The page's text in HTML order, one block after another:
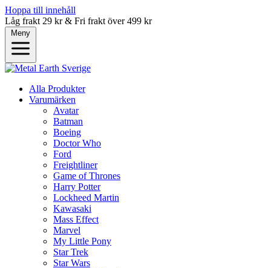
Hoppa till innehåll
Låg frakt 29 kr & Fri frakt över 499 kr
Meny
Alla Produkter
Varumärken
Avatar
Batman
Boeing
Doctor Who
Ford
Freightliner
Game of Thrones
Harry Potter
Lockheed Martin
Kawasaki
Mass Effect
Marvel
My Little Pony
Star Trek
Star Wars